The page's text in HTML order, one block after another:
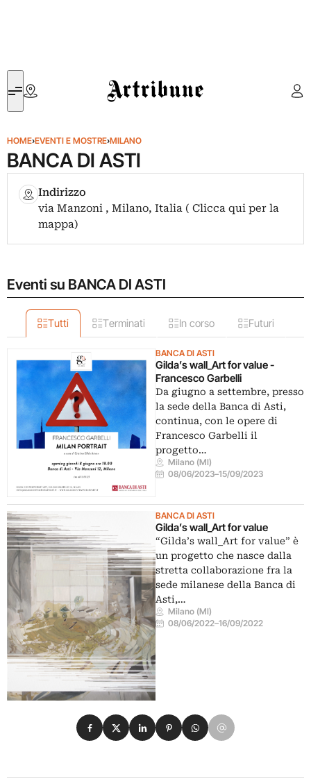
Artribune
HOME›EVENTI E MOSTRE›MILANO
BANCA DI ASTI
Indirizzo
via Manzoni , Milano, Italia ( Clicca qui per la
mappa)
Eventi su BANCA DI ASTI
Tutti Terminati In corso Futuri
BANCA DI ASTI
Gilda’s wall_Art for value -
Francesco Garbelli
Da giugno a settembre, presso
la sede della Banca di Asti,
continua, con le opere di
Francesco Garbelli il
progetto…
Milano (MI)
08/06/2023–15/09/2023
BANCA DI ASTI
Gilda’s wall_Art for value
“Gilda’s wall_Art for value” è
un progetto che nasce dalla
stretta collaborazione fra la
sede milanese della Banca di
Asti,…
Milano (MI)
08/06/2022–16/09/2022
Condividi su Facebook
Condividi su X
Condividi su LinkedIn
Condividi su Pinterest
Condividi su WhatsApp
Condividi su Email